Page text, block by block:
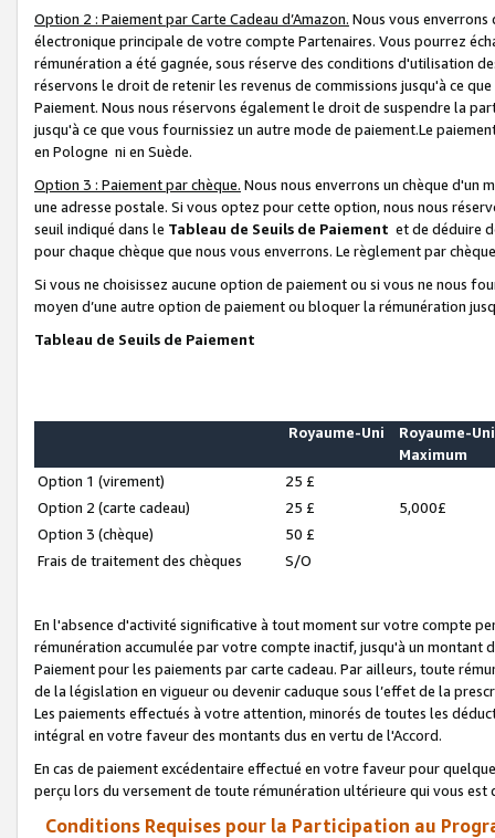
Option 2 : Paiement par Carte Cadeau d’Amazon. Nous vous
électronique principale de votre compte Partenaires. Vous pourrez
rémunération a été gagnée, sous réserve des conditions d'utilisation
réservons le droit de retenir les revenus de commissions jusqu'à ce
Paiement. Nous nous réservons également le droit de suspendre la
jusqu'à ce que vous fournissiez un autre mode de paiement.Le
en Pologne ni en Suède.
Option 3 : Paiement par chèque. Nous nous enverrons un chèque d'un
une adresse postale. Si vous optez pour cette option, nous nous
seuil indiqué dans le Tableau de Seuils de Paiement et de déduire
pour chaque chèque que nous vous enverrons. Le règlement par
Si vous ne choisissez aucune option de paiement ou si vous ne nous
moyen d’une autre option de paiement ou bloquer la rémunération
Tableau de Seuils de Paiement
Royaume-Uni
Royaume-Uni
Maximum
Option 1 (virement)
25 £
Option 2 (carte cadeau)
25 £
5,000£
Option 3 (chèque)
50 £
Frais de traitement des chèques
S/O
En l'absence d'activité significative à tout moment sur votre compte
rémunération accumulée par votre compte inactif, jusqu'à un montant
Paiement pour les paiements par carte cadeau. Par ailleurs, toute
de la législation en vigueur ou devenir caduque sous l’effet de la
Les paiements effectués à votre attention, minorés de toutes les
intégral en votre faveur des montants dus en vertu de l'Accord.
En cas de paiement excédentaire effectué en votre faveur pour
perçu lors du versement de toute rémunération ultérieure qui vous est
Conditions Requises pour la Participation au